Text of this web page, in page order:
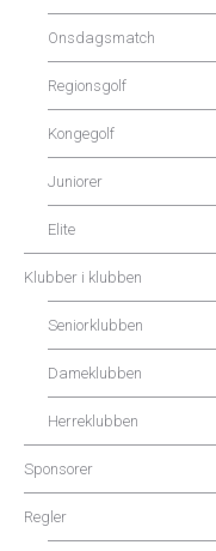
Onsdagsmatch
Regionsgolf
Kongegolf
Juniorer
Elite
Klubber i klubben
Seniorklubben
Dameklubben
Herreklubben
Sponsorer
Regler